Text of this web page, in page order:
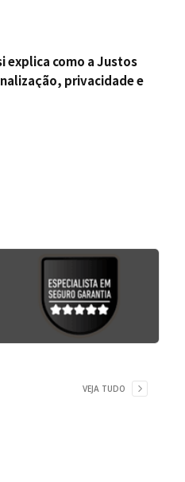
explica como a Justos
privacidade e
VEJA TUDO